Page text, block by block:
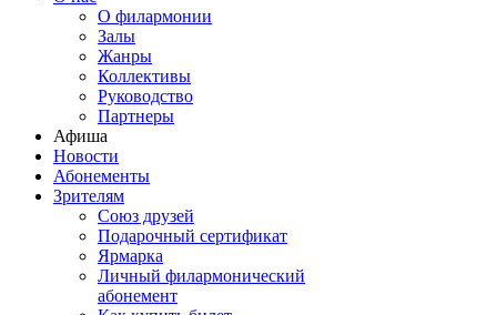
О филармонии
Залы
Жанры
Коллективы
Руководство
Партнеры
Афиша
Новости
Абонементы
Зрителям
Союз друзей
Подарочный сертификат
Ярмарка
Личный филармонический
абонемент